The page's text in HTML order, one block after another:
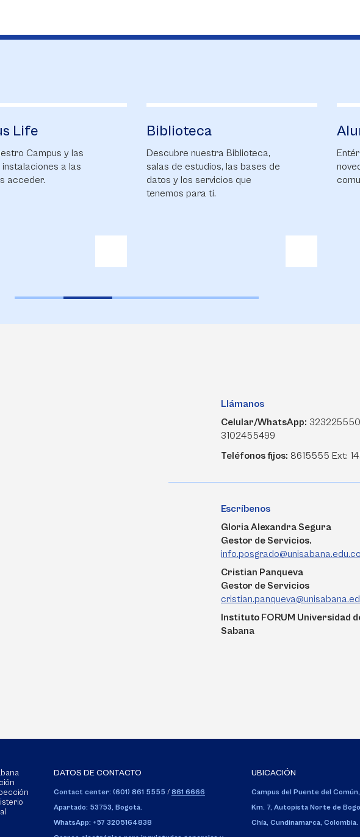
Biblioteca
Descubre nuestra Biblioteca,
salas de estudios, las bases de
datos y los servicios que
Alumni Sabana
Entérate de las últimas
novedades para nuestra
comunidad de graduados.
Llámanos
Celular/WhatsApp:
3102455499
Teléfonos fijos: 8615555 Ext:
Escríbenos
Gloria Alexandra Segura
Gestor de Servicios.
info.posgrado@unisabana.edu.co
Cristian Panqueva
Gestor de Servicios
Instituto FORUM Universidad
Sabana
DATOS DE CONTACTO
Contact center: (601) 861 5555 / 861 6666
Apartado: 53753, Bogotá.
WhatsApp: +57 3205164838
UBICACIÓN
Campus del Puente del Común,
Km. 7, Autopista Norte de
Chía, Cundinamarca, Colombia.